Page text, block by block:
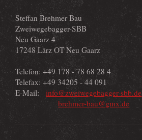
Steffan Brehmer Bau
Zweiwegebagger-SBB
Neu Gaarz 4
17248 Lärz OT Neu Gaarz
Telefon: +49 178 - 78 68 28 4
Telefax: +49 34205 - 44 091
E-Mail:info@zweiwegebagger-sbb.de
brehmer-bau@gmx.de